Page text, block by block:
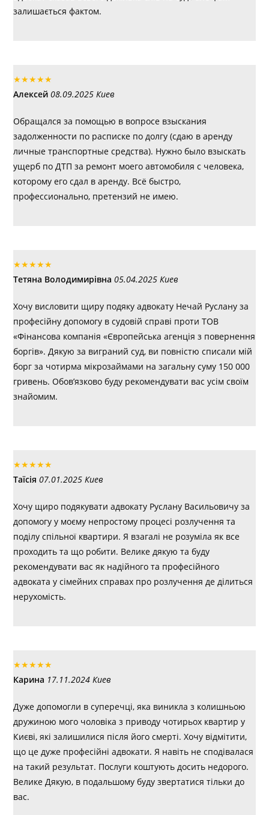
залишається фактом.
★★★★★
Алексей 08.09.2025 Киев
Обращался за помощью в вопросе взыскания
задолженности по расписке по долгу (сдаю в аренду
личные транспортные средства). Нужно было взыскать
ущерб по ДТП за ремонт моего автомобиля с человека,
которому его сдал в аренду. Всё быстро,
профессионально, претензий не имею.
★★★★★
Тетяна Володимирівна 05.04.2025 Киев
Хочу висловити щиру подяку адвокату Нечай Руслану за
професійну допомогу в судовій справі проти ТОВ
«Фінансова компанія «Європейська агенція з повернення
боргів». Дякую за виграний суд, ви повністю списали мій
борг за чотирма мікрозаймами на загальну суму 150 000
гривень. Обов’язково буду рекомендувати вас усім своїм
знайомим.
★★★★★
Таїсія 07.01.2025 Киев
Хочу щиро подякувати адвокату Руслану Васильовичу за
допомогу у моєму непростому процесі розлучення та
поділу спільної квартири. Я взагалі не розуміла як все
проходить та що робити. Велике дякую та буду
рекомендувати вас як надійного та професійного
адвоката у сімейних справах про розлучення де ділиться
нерухомість.
★★★★★
Карина 17.11.2024 Киев
Дуже допомогли в суперечці, яка виникла з колишньою
дружиною мого чоловіка з приводу чотирьох квартир у
Києві, які залишилися після його смерті. Хочу відмітити,
що це дуже професійні адвокати. Я навіть не сподівалася
на такий результат. Послуги коштують досить недорого.
Велике Дякую, в подальшому буду звертатися тільки до
вас.